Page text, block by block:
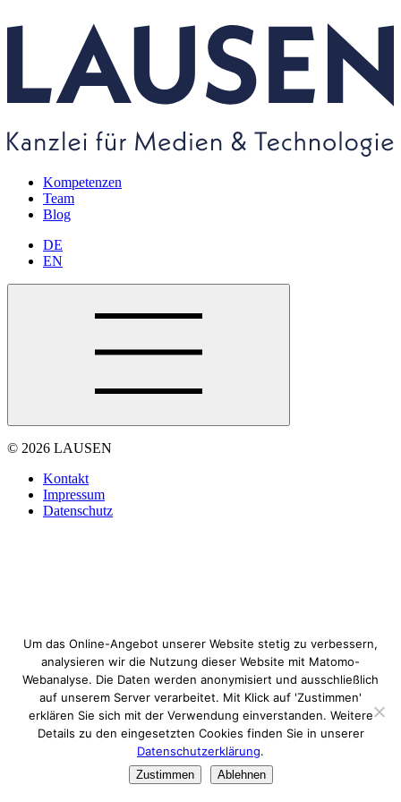
Kompetenzen
Team
Blog
DE
EN
© 2026 LAUSEN
Kontakt
Impressum
Datenschutz
Um das Online-Angebot unserer Website stetig zu verbessern,
analysieren wir die Nutzung dieser Website mit Matomo-
Webanalyse. Die Daten werden anonymisiert und ausschließlich
auf unserem Server verarbeitet. Mit Klick auf 'Zustimmen'
erklären Sie sich mit der Verwendung einverstanden. Weitere
Details zu den eingesetzten Cookies finden Sie in unserer
Datenschutzerklärung.
Zustimmen Ablehnen